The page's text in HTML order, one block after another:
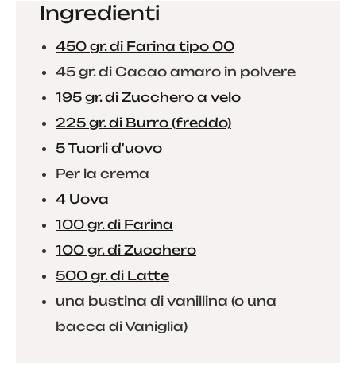
Ingredienti
450 gr. di Farina tipo 00
45 gr. di Cacao amaro in polvere
195 gr. di Zucchero a velo
225 gr. di Burro (freddo)
5 Tuorli d'uovo
Per la crema
4 Uova
100 gr. di Farina
100 gr. di Zucchero
500 gr. di Latte
una bustina di vanillina (o una
bacca di Vaniglia)